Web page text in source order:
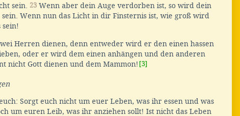
sein.
23 Wenn aber dein Auge verdorben ist, so wird dein
Wenn nun das Licht in dir Finsternis ist, wie groß wird
sein!
Herren dienen, denn entweder wird er den einen hassen
oder er wird dem einen anhängen und den anderen
nicht Gott dienen und dem Mammon! [3]
Sorgt euch nicht um euer Leben, was ihr essen und was
um euren Leib, was ihr anziehen sollt! Ist nicht das Leben